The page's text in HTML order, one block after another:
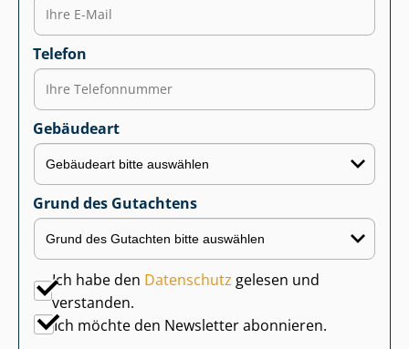
Telefon
Gebäudeart
Grund des Gutachtens
Ich habe den Datenschutz gelesen und
verstanden.
Ich möchte den Newsletter abonnieren.